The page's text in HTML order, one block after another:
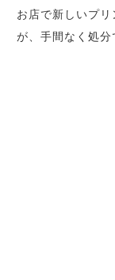
お店で新しいプ
が、手間なく処分